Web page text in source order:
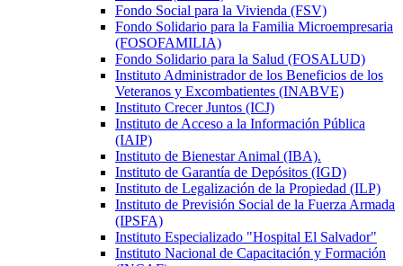
Fondo Social para la Vivienda (FSV)
Fondo Solidario para la Familia Microempresaria
(FOSOFAMILIA)
Fondo Solidario para la Salud (FOSALUD)
Instituto Administrador de los Beneficios de los
Veteranos y Excombatientes (INABVE)
Instituto Crecer Juntos (ICJ)
Instituto de Acceso a la Información Pública
(IAIP)
Instituto de Bienestar Animal (IBA).
Instituto de Garantía de Depósitos (IGD)
Instituto de Legalización de la Propiedad (ILP)
Instituto de Previsión Social de la Fuerza Armada
(IPSFA)
Instituto Especializado "Hospital El Salvador"
Instituto Nacional de Capacitación y Formación